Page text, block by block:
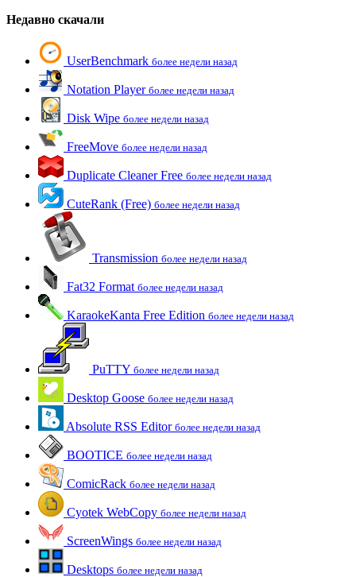
Недавно скачали
UserBenchmark более недели назад
Notation Player более недели назад
Disk Wipe более недели назад
FreeMove более недели назад
Duplicate Cleaner Free более недели назад
CuteRank (Free) более недели назад
Transmission более недели назад
Fat32 Format более недели назад
KaraokeKanta Free Edition более недели назад
PuTTY более недели назад
Desktop Goose более недели назад
Absolute RSS Editor более недели назад
BOOTICE более недели назад
ComicRack более недели назад
Cyotek WebCopy более недели назад
ScreenWings более недели назад
Desktops более недели назад